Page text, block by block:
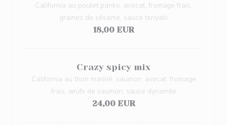
California au poulet panko, avocat, fromage frais,
graines de sésame, sauce teriyaki
18,00 EUR
Crazy spicy mix
California au thon mariné, saumon, avocat, fromage
frais, œufs de saumon, sauce dynamite
24,00 EUR